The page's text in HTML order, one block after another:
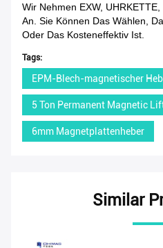
Wir Nehmen EXW, UHRKETTE,
An. Sie Können Das Wählen,
Oder Das Kosteneffektiv Ist.
Tags:
EPM-Blech-magnetischer
5 Ton Permanent Magnetic
6mm Magnetplattenheber
Similar